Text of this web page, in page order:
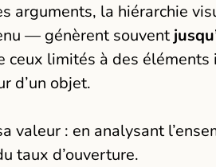
arguments, la hiérarchie
— génèrent souvent
ceux limités à des éléments
d’un objet.
valeur : en analysant
taux d’ouverture.